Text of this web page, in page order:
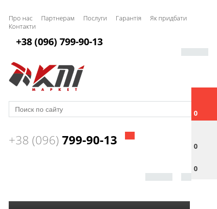
Про нас Партнерам Послуги Гарантія
Як придбати
Контакти
0
0
0
+38 (096) 799-90-13
+38 (096) 799-90-13